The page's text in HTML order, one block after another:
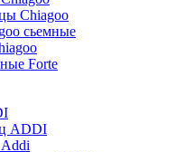
Chiagoo
сьемные
Forte
ADDI